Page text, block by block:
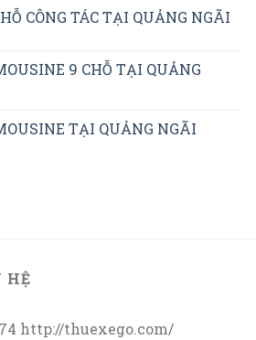
CÔNG TÁC TẠI QUẢNG NGÃI
9 CHỖ TẠI QUẢNG
TẠI QUẢNG NGÃI
HỆ
http://thuexego.com/